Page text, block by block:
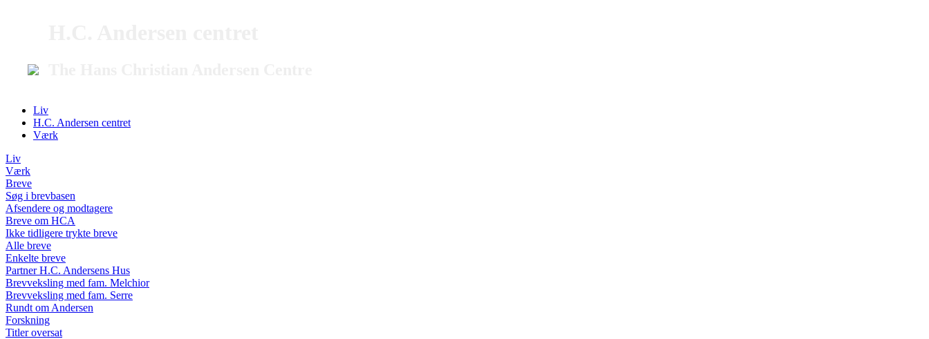
Liv
H.C. Andersen centret
Værk
Liv
Værk
Breve
Søg i brevbasen
Afsendere og modtagere
Breve om HCA
Ikke tidligere trykte breve
Alle breve
Enkelte breve
Partner H.C. Andersens Hus
Brevveksling med fam. Melchior
Brevveksling med fam. Serre
Rundt om Andersen
Forskning
Titler oversat